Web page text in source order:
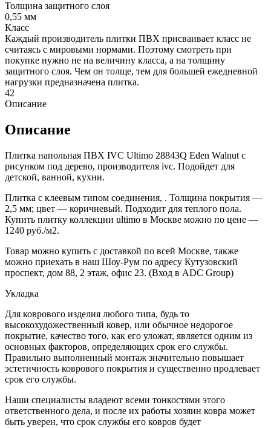
Толщина защитного слоя
0,55 мм
Класс
Каждый производитель плитки ПВХ присваивает класс не
считаясь с мировыми нормами. Поэтому смотреть при
покупке нужно не на величину класса, а на толщину
защитного слоя. Чем он толще, тем для большей ежедневной
нагрузки предназначена плитка.
42
Описание
Описание
Плитка напольная ПВХ IVC Ultimo 28843Q Eden Walnut с
рисунком под дерево, производителя ivc. Подойдет для
детской, ванной, кухни.
Плитка с клеевым типом соединения, . Толщина покрытия —
2,5 мм; цвет — коричневый. Подходит для теплого пола.
Купить плитку коллекции ultimo в Москве можно по цене —
1240 руб./м2.
Товар можно купить с доставкой по всей Москве, также
можно приехать в наш Шоу-Рум по адресу Кутузовский
проспект, дом 88, 2 этаж, офис 23. (Вход в ADC Group)
Укладка
Для коврового изделия любого типа, будь то
высокохудожественный ковер, или обычное недорогое
покрытие, качество того, как его уложат, является одним из
основных факторов, определяющих срок его службы.
Правильно выполненный монтаж значительно повышает
эстетичность коврового покрытия и существенно продлевает
срок его службы.
Наши специалисты владеют всеми тонкостями этого
ответственного дела, и после их работы хозяин ковра может
быть уверен, что срок службы его ковров будет